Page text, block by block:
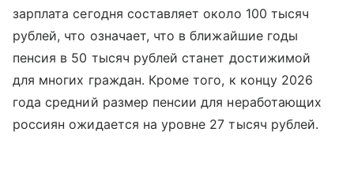
зарплата сегодня составляет около 100 тысяч
рублей, что означает, что в ближайшие годы
пенсия в 50 тысяч рублей станет достижимой
для многих граждан. Кроме того, к концу 2026
года средний размер пенсии для неработающих
россиян ожидается на уровне 27 тысяч рублей.